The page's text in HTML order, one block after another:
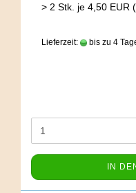
> 2 Stk. je 4,50 EUR
Lieferzeit: bis zu 4
IN